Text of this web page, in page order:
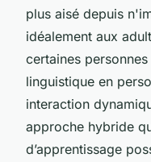
plus aisé depuis
idéalement aux
certaines
linguistique en
interaction
approche hybride
d’apprentissage